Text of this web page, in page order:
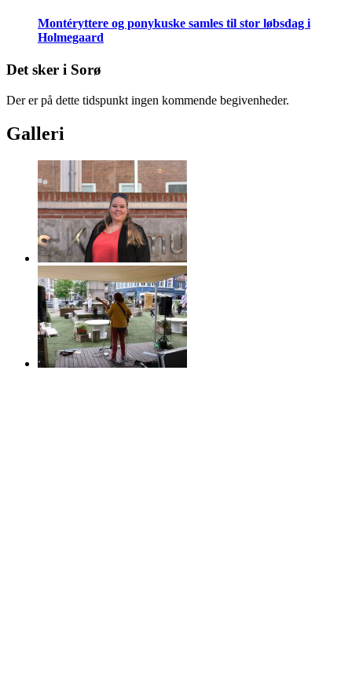
Montéryttere og ponykuske samles til stor løbsdag i
Holmegaard
Det sker i Sorø
Der er på dette tidspunkt ingen kommende begivenheder.
Galleri